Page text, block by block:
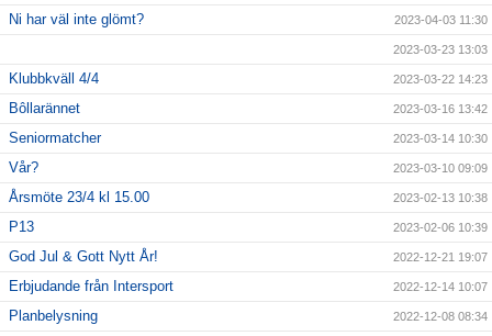
Ni har väl inte glömt? 2023-04-03 11:30
2023-03-23 13:03
Klubbkväll 4/4 2023-03-22 14:23
Bôllarännet 2023-03-16 13:42
Seniormatcher 2023-03-14 10:30
Vår? 2023-03-10 09:09
Årsmöte 23/4 kl 15.00 2023-02-13 10:38
P13 2023-02-06 10:39
God Jul & Gott Nytt År! 2022-12-21 19:07
Erbjudande från Intersport 2022-12-14 10:07
Planbelysning 2022-12-08 08:34